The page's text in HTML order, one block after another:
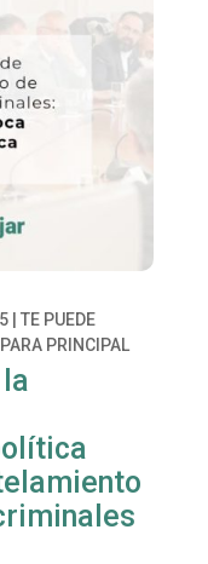
| TE PUEDE
PRINCIPAL